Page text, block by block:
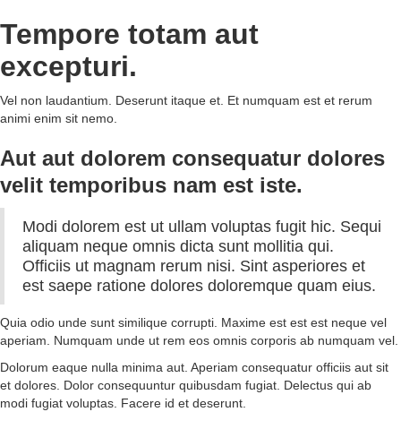
Tempore totam aut
excepturi.
Vel non laudantium. Deserunt itaque et. Et numquam est et rerum
animi enim sit nemo.
Aut aut dolorem consequatur dolores
velit temporibus nam est iste.
Modi dolorem est ut ullam voluptas fugit hic. Sequi
aliquam neque omnis dicta sunt mollitia qui.
Officiis ut magnam rerum nisi. Sint asperiores et
est saepe ratione dolores doloremque quam eius.
Quia odio unde sunt similique corrupti. Maxime est est est neque vel
aperiam. Numquam unde ut rem eos omnis corporis ab numquam vel.
Dolorum eaque nulla minima aut. Aperiam consequatur officiis aut sit
et dolores. Dolor consequuntur quibusdam fugiat. Delectus qui ab
modi fugiat voluptas. Facere id et deserunt.